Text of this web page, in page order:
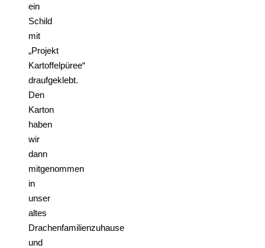
ein
Schild
mit
„Projekt
Kartoffelpüree“
draufgeklebt.
Den
Karton
haben
wir
dann
mitgenommen
in
unser
altes
Drachenfamilienzuhause
und